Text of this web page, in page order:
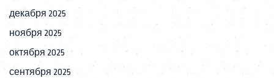
декабря 2025
ноября 2025
октября 2025
сентября 2025